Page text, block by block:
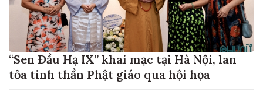
“Sen Đầu Hạ IX” khai mạc tại Hà Nội, lan
tỏa tinh thần Phật giáo qua hội họa